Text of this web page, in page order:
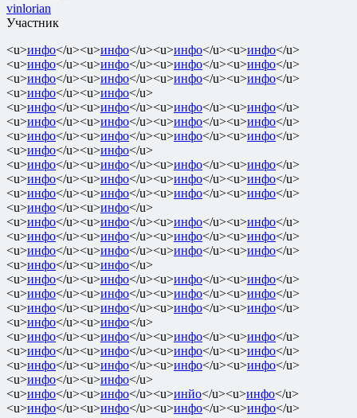
vinlorian
Участник
<u>инфо</u><u>инфо</u><u>инфо</u><u>инфо</u>
<u>инфо</u><u>инфо</u><u>инфо</u><u>инфо</u>
<u>инфо</u><u>инфо</u><u>инфо</u><u>инфо</u>
<u>инфо</u><u>инфо</u>
<u>инфо</u><u>инфо</u><u>инфо</u><u>инфо</u>
<u>инфо</u><u>инфо</u><u>инфо</u><u>инфо</u>
<u>инфо</u><u>инфо</u><u>инфо</u><u>инфо</u>
<u>инфо</u><u>инфо</u>
<u>инфо</u><u>инфо</u><u>инфо</u><u>инфо</u>
<u>инфо</u><u>инфо</u><u>инфо</u><u>инфо</u>
<u>инфо</u><u>инфо</u><u>инфо</u><u>инфо</u>
<u>инфо</u><u>инфо</u>
<u>инфо</u><u>инфо</u><u>инфо</u><u>инфо</u>
<u>инфо</u><u>инфо</u><u>инфо</u><u>инфо</u>
<u>инфо</u><u>инфо</u><u>инфо</u><u>инфо</u>
<u>инфо</u><u>инфо</u>
<u>инфо</u><u>инфо</u><u>инфо</u><u>инфо</u>
<u>инфо</u><u>инфо</u><u>инфо</u><u>инфо</u>
<u>инфо</u><u>инфо</u><u>инфо</u><u>инфо</u>
<u>инфо</u><u>инфо</u>
<u>инфо</u><u>инфо</u><u>инфо</u><u>инфо</u>
<u>инфо</u><u>инфо</u><u>инфо</u><u>инфо</u>
<u>инфо</u><u>инфо</u><u>инфо</u><u>инфо</u>
<u>инфо</u><u>инфо</u>
<u>инфо</u><u>инфо</u><u>инйо</u><u>инфо</u>
<u>инфо</u><u>инфо</u><u>инфо</u><u>инфо</u>